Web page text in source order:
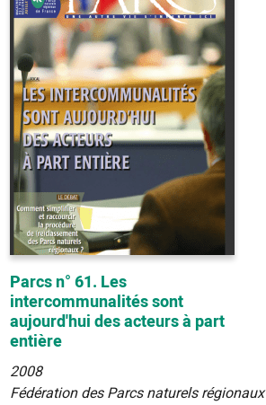
Parcs n° 61. Les
intercommunalités sont
aujourd'hui des acteurs à part
entière
2008
Fédération des Parcs naturels régionaux